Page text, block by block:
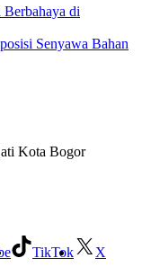
di
Senyawa Bahan
Kota Bogor
TikTok X